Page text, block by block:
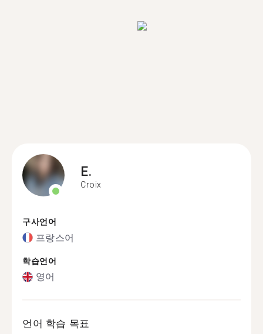
E.
Croix
구사언어
프랑스어
학습언어
영어
언어 학습 목표